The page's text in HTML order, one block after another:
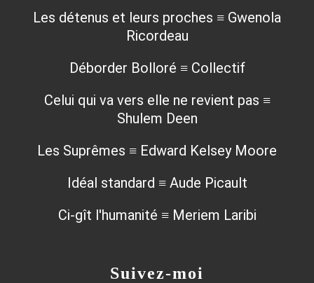
Suivez-moi
Les détenus et leurs proches ≡ Gwenola
Ricordeau
Déborder Bolloré ≡ Collectif
Celui qui va vers elle ne revient pas ≡
Shulem Deen
Les Suprêmes ≡ Edward Kelsey Moore
Idéal standard ≡ Aude Picault
Ci-gît l'humanité ≡ Meriem Laribi